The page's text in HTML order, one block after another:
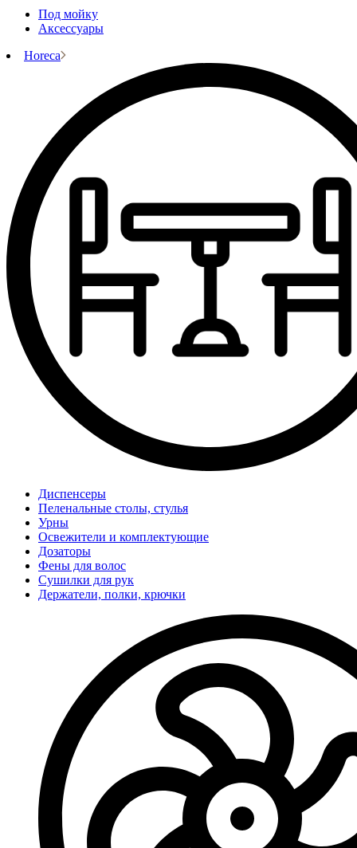
Под мойку
Аксессуары
Horeca
Диспенсеры
Пеленальные столы, стулья
Урны
Освежители и комплектующие
Дозаторы
Фены для волос
Сушилки для рук
Держатели, полки, крючки